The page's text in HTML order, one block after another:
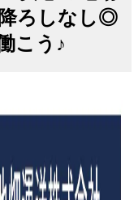
ろしなし◎
こう♪